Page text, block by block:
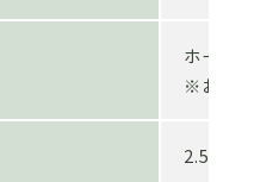
ホース
※お選
2.5ｍ